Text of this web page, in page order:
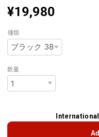
¥19,980
種類
数量